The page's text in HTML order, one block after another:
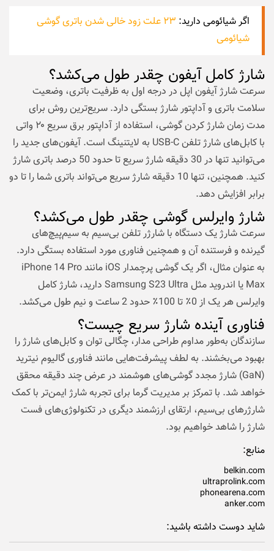
اگر شیائومی دارید:
۲۳ علت زود خالی شدن باتری گوشی
شیائومی
شارژ کامل آیفون چقدر طول می‌کشد؟
سرعت شارژ آیفون اپل در درجه اول به ظرفیت باتری، وضعیت
سلامت باتری و آداپتور شارژ بستگی دارد. سریع‌ترین روش برای
مدت زمان شارژ کردن گوشی، استفاده از آداپتور برق سریع ۲۰ واتی
با کابل‌های شارژ تلفن USB-C به لایتنینگ است. آیفون‌های جدید را
می‌توانید تنها در 30 دقیقه شارژ سریع تا حدود 50 درصد باتری شارژ
کنید. همچنین، تنها 10 دقیقه شارژ سریع می‌تواند باتری شما را تا دو
برابر افزایش دهد.
شارژ وایرلس گوشی چقدر طول می‌کشد؟
سرعت شارژ یک دستگاه با شارژر تلفن بی‌سیم به سیم‌پیچ‌های
گیرنده و فرستنده آن و همچنین فناوری مورد استفاده بستگی دارد.
به عنوان مثال، اگر یک گوشی پرچمدار iOS مانند iPhone 14 Pro
Max یا اندروید مثل Samsung S23 Ultra دارید، شارژ کامل
وایرلس هر یک از 0٪ تا 100٪ حدود 2 ساعت و نیم طول می‌کشد.
فناوری آینده شارژ سریع چیست؟
سازندگان به‌طور مداوم طراحی مدار، چگالی توان و کابل‌های شارژ را
بهبود می‌بخشند. به لطف پیشرفت‌هایی مانند فناوری گالیوم نیترید
(GaN) شارژ مجدد گوشی‌های هوشمند در عرض چند دقیقه محقق
خواهد شد. با تمرکز بر مدیریت گرما برای تجربه شارژ ایمن‌تر با کمک
شارژرهای بی‌سیم، ارتقای ارزشمند دیگری در تکنولوژی‌های فست
شارژ را شاهد خواهیم بود.
منابع:
belkin.com
ultraprolink.com
phonearena.com
anker.com
شاید دوست داشته باشید: